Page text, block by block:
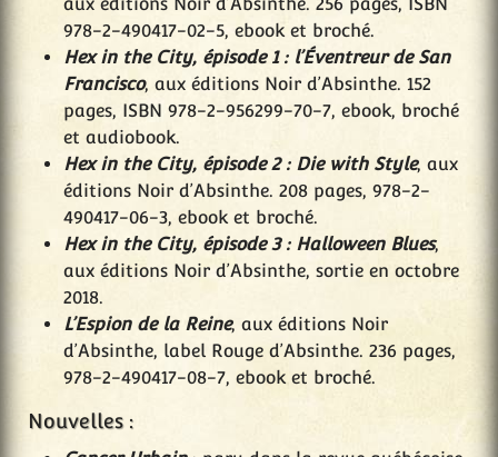
978-2-490417-02-5, ebook et broché.
Hex in the City, épisode 1 : l’Éventreur de San
Francisco, aux éditions Noir d’Absinthe. 152
pages, ISBN 978-2-956299-70-7, ebook, broché
et audiobook.
Hex in the City, épisode 2 : Die with Style, aux
éditions Noir d’Absinthe. 208 pages, 978-2-
490417-06-3, ebook et broché.
Hex in the City, épisode 3 : Halloween Blues,
aux éditions Noir d’Absinthe, sortie en octobre
2018.
L’Espion de la Reine, aux éditions Noir
d’Absinthe, label Rouge d’Absinthe. 236 pages,
978-2-490417-08-7, ebook et broché.
Nouvelles :